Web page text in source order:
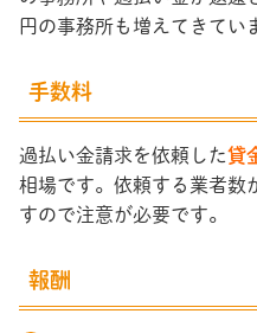
円の事務所も増えてきてい
手数料
過払い金請求を依頼した貸
相場です。依頼する業者数
すので注意が必要です。
報酬